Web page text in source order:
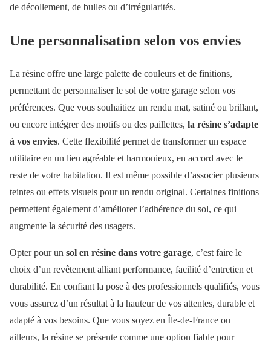
de décollement, de bulles ou d’irrégularités.
Une personnalisation selon vos envies
La résine offre une large palette de couleurs et de finitions,
permettant de personnaliser le sol de votre garage selon vos
préférences. Que vous souhaitiez un rendu mat, satiné ou brillant,
ou encore intégrer des motifs ou des paillettes, la résine s’adapte
à vos envies. Cette flexibilité permet de transformer un espace
utilitaire en un lieu agréable et harmonieux, en accord avec le
reste de votre habitation. Il est même possible d’associer plusieurs
teintes ou effets visuels pour un rendu original. Certaines finitions
permettent également d’améliorer l’adhérence du sol, ce qui
augmente la sécurité des usagers.
Opter pour un sol en résine dans votre garage, c’est faire le
choix d’un revêtement alliant performance, facilité d’entretien et
durabilité. En confiant la pose à des professionnels qualifiés, vous
vous assurez d’un résultat à la hauteur de vos attentes, durable et
adapté à vos besoins. Que vous soyez en Île-de-France ou
ailleurs, la résine se présente comme une option fiable pour